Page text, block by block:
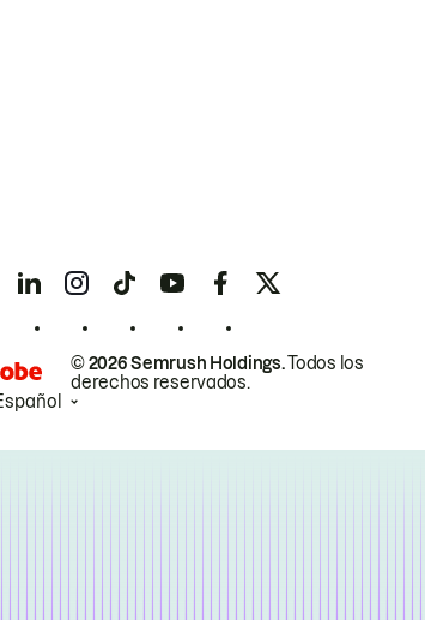
© 2026 Semrush Holdings.Todos los
derechos reservados.